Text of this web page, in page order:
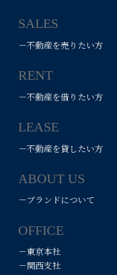
SALES
－不動産を売りたい方
RENT
－不動産を借りたい方
LEASE
－不動産を貸したい方
ABOUT US
－ブランドについて
OFFICE
－東京本社
－関西支社